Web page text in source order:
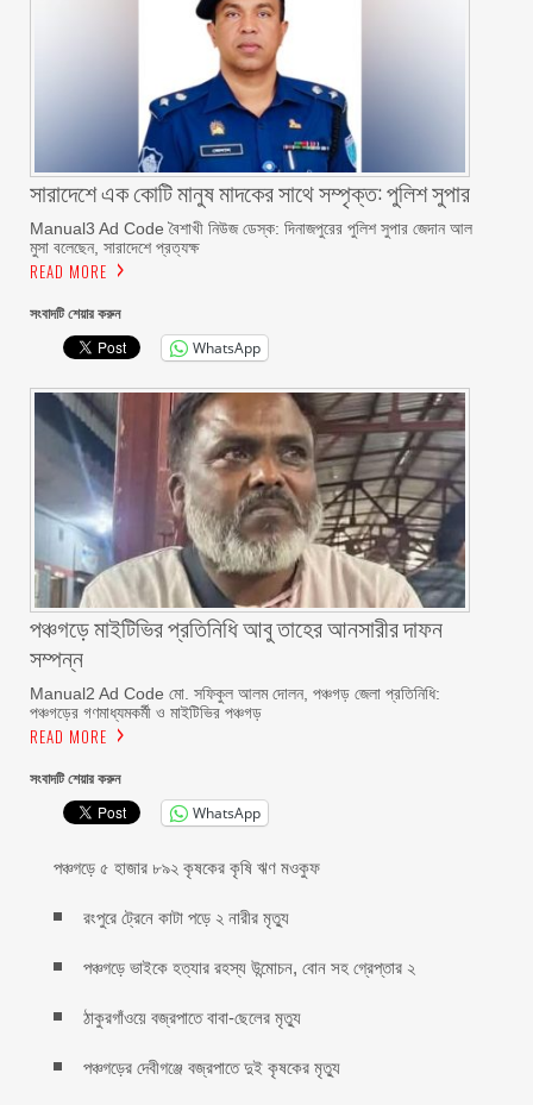
সারাদেশে এক কোটি মানুষ মাদকের সাথে সম্পৃক্ত: পুলিশ সুপার
Manual3 Ad Code বৈশাখী নিউজ ডেস্ক: দিনাজপুরের পুলিশ সুপার জেদান আল
মুসা বলেছেন, সারাদেশে প্রত্যক্ষ
READ MORE
সংবাদটি শেয়ার করুন
WhatsApp
পঞ্চগড়ে মাইটিভির প্রতিনিধি আবু তাহের আনসারীর দাফন
সম্পন্ন
Manual2 Ad Code মো. সফিকুল আলম দোলন, পঞ্চগড় জেলা প্রতিনিধি:
পঞ্চগড়ের গণমাধ্যমকর্মী ও মাইটিভির পঞ্চগড়
READ MORE
সংবাদটি শেয়ার করুন
WhatsApp
পঞ্চগড়ে ৫ হাজার ৮৯২ কৃষকের কৃষি ঋণ মওকুফ
রংপুরে ট্রেনে কাটা পড়ে ২ নারীর মৃত্যু
পঞ্চগড়ে ভাইকে হত্যার রহস্য উন্মোচন, বোন সহ গ্রেপ্তার ২
ঠাকুরগাঁওয়ে বজ্রপাতে বাবা-ছেলের মৃত্যু
পঞ্চগড়ের দেবীগঞ্জে বজ্রপাতে দুই কৃষকের মৃত্যু